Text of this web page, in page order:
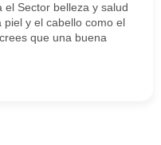
el Sector belleza y salud
y el cabello como el
que una buena